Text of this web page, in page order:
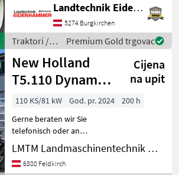
PS -24/24 Getriebe mit 2-
fach Lastschaltung -
Powershuttle -2
Zwischenachssteuergeräte -
Landtechnik Eidenhammer GmbH
5274 Burgkirchen
Traktori /
New
Holland
Premium Gold trgovac
New Holland
T5.110 Dynamic
Command
(Stage V)
Cijena
na upit
110 KS/81 kW God. pr. 2024
200 h
Gerne beraten wir Sie
telefonisch oder an
unserem Standort in
Feldkirch/Österreich. An
unserem Standort können
LMTM Landmaschinentechnik Müller
6800 Feldkirch